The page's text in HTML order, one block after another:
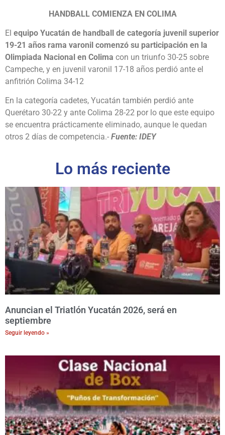
HANDBALL COMIENZA EN COLIMA
El equipo Yucatán de handball de categoría juvenil superior
19-21 años rama varonil comenzó su participación en la
Olimpiada Nacional en Colima con un triunfo 30-25 sobre
Campeche, y en juvenil varonil 17-18 años perdió ante el
anfitrión Colima 34-12
En la categoría cadetes, Yucatán también perdió ante
Querétaro 30-22 y ante Colima 28-22 por lo que este equipo
se encuentra prácticamente eliminado, aunque le quedan
otros 2 días de competencia.- Fuente: IDEY
Lo más reciente
Anuncian el Triatlón Yucatán 2026, será en
septiembre
Seguir leyendo »